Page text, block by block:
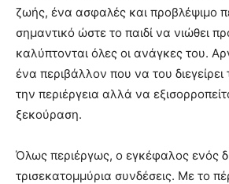
ζωής, ένα ασφαλές και προβλέψιμο
σημαντικό ώστε το παιδί να νιώθει
καλύπτονται όλες οι ανάγκες του.
ένα περιβάλλον που να του
την περιέργεια αλλά να
ξεκούραση.
Όλως περιέργως, ο εγκέφαλος ενός
τρισεκατομμύρια συνδέσεις. Με το